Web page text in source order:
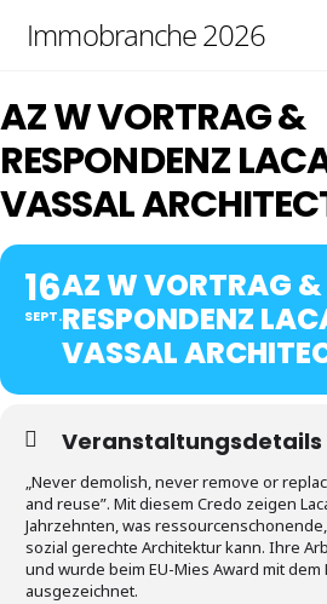
Immobranche 2026
AZ W VORTRAG &
RESPONDENZ
VASSAL
16
SEPT.
AZ W VORTRAG &
RESPONDENZ
VASSAL
Veranstaltungsdetails
„Never demolish, never remove or
and reuse”. Mit diesem Credo zeigen
Jahrzehnten, was
sozial gerechte Architektur kann. Ihre
und wurde beim EU-Mies Award mit dem
ausgezeichnet.